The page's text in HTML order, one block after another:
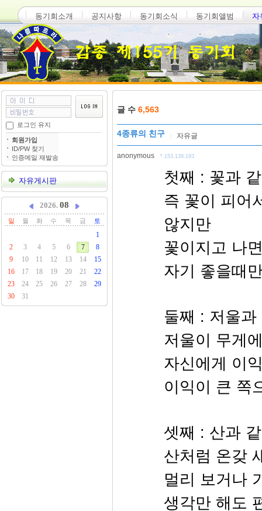
동기회소개 공지사항 동기회소식 동기회앨범 자
로그인 유지
회원가입
ID/PW 찾기
인증메일 재발송
자유게시판
2026. 08
일 월 화 수 목 금 토
1
2
3 4 5 6 7
8
9
10 11 12 13 14
15
16
17 18 19 20 21
22
23
24 25 26 27 28
29
30
31
글 수 6,563
4종류의 친구 자유글
anonymous *.153.139.193
첫째 : 꽃과
즉 꽃이 피어
않지만
꽃이지고 나
자기 좋을때
둘째 : 저울
저울이 무게
자신에게 이
이익이 큰 쪽
셋째 : 산과
산처럼 온갖
멀리 보거나
생각만 해도